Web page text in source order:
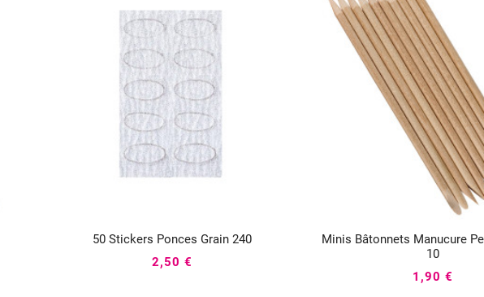
50 Stickers Ponces Grain 240
2,50 €
Minis Bâtonnets Manucure
10

1,90 €